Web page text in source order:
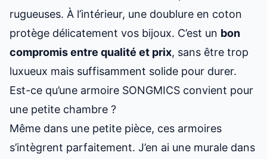
rugueuses. À l’intérieur, une doublure en coton
protège délicatement vos bijoux. C’est un bon
compromis entre qualité et prix, sans être trop
luxueux mais suffisamment solide pour durer.
Est-ce qu’une armoire SONGMICS convient pour
une petite chambre ?
Même dans une petite pièce, ces armoires
s’intègrent parfaitement. J’en ai une murale dans